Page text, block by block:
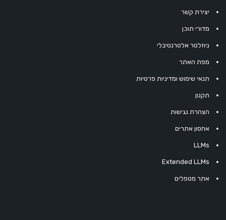
יצירת קשר
מדורי תוכן
ניוזלטר אלטרנטיבלי
מפת האתר
תנאי שימוש ומדיניות פרטיות
תקנון
הצהרת נגישות
אחסון אתרים
LLMs
Extended LLMs
אתר מטפלים